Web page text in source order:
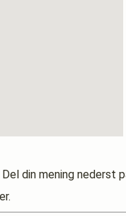
din mening nederst